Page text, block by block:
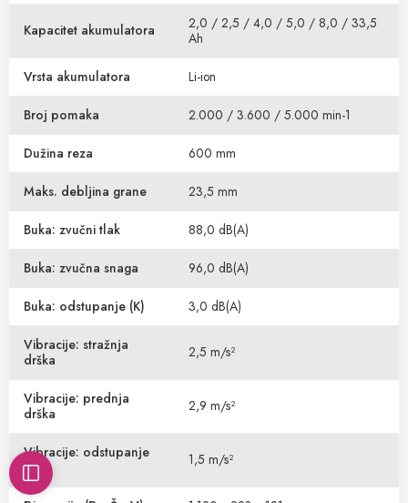
Kapacitet akumulatora
2,0 / 2,5 / 4,0 / 5,0 / 8,0 / 33,5
Ah
Vrsta akumulatora Li-ion
Broj pomaka 2.000 / 3.600 / 5.000 min-1
Dužina reza 600 mm
Maks. debljina grane 23,5 mm
Buka: zvučni tlak 88,0 dB(A)
Buka: zvučna snaga 96,0 dB(A)
Buka: odstupanje (K) 3,0 dB(A)
Vibracije: stražnja
drška
2,5 m/s²
Vibracije: prednja
drška
2,9 m/s²
Vibracije: odstupanje
(K)
1,5 m/s²